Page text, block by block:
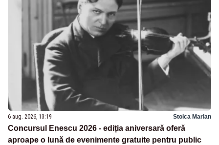
6 aug. 2026, 13:19 Stoica Marian
Concursul Enescu 2026 - ediția aniversară oferă
aproape o lună de evenimente gratuite pentru public